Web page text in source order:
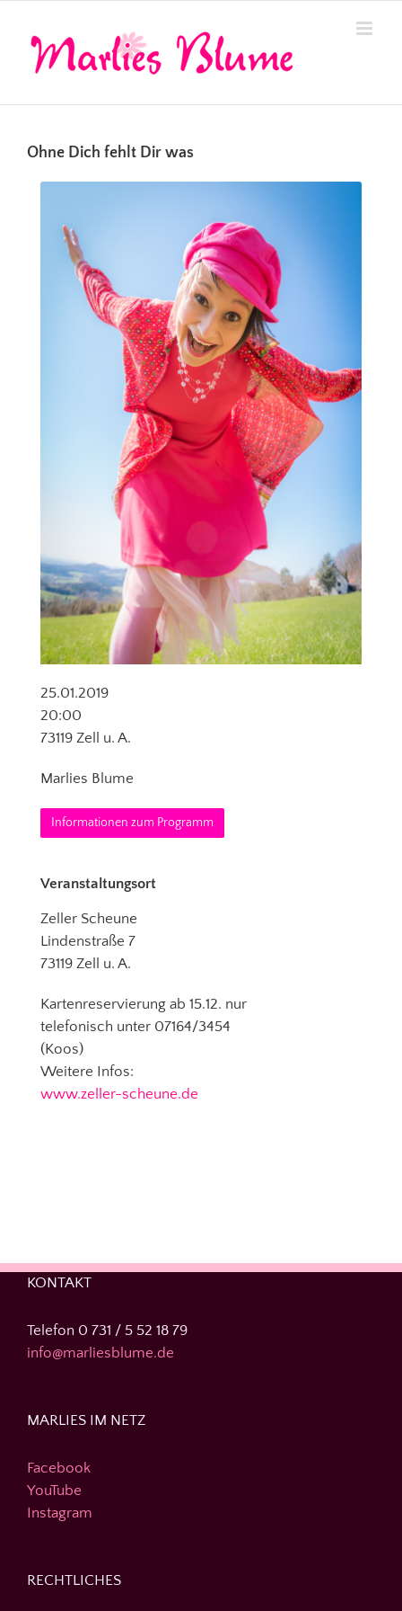
Inhalt
springen
Ohne Dich fehlt Dir was
Veranstaltungsort
Zeller Scheune
Lindenstraße 7
73119 Zell u. A.
Kartenreservierung ab 15.12. nur
telefonisch unter 07164/3454
(Koos)
Weitere Infos:
www.zeller-scheune.de
25.01.2019
20:00
73119 Zell u. A.
Marlies Blume
Informationen zum Programm
KONTAKT
Telefon 0 731 / 5 52 18 79
info@marliesblume.de
MARLIES IM NETZ
Facebook
YouTube
Instagram
RECHTLICHES